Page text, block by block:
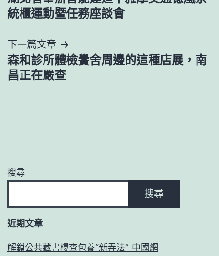
章
覽
統櫃運動暨任務座談會
下一篇文章
森和診所體檢黌舍周邊的這種店展，南
昌正在嚴查
搜尋
搜尋
近期文章
解鎖公共藏書樓查包養“新弄法”_中國網